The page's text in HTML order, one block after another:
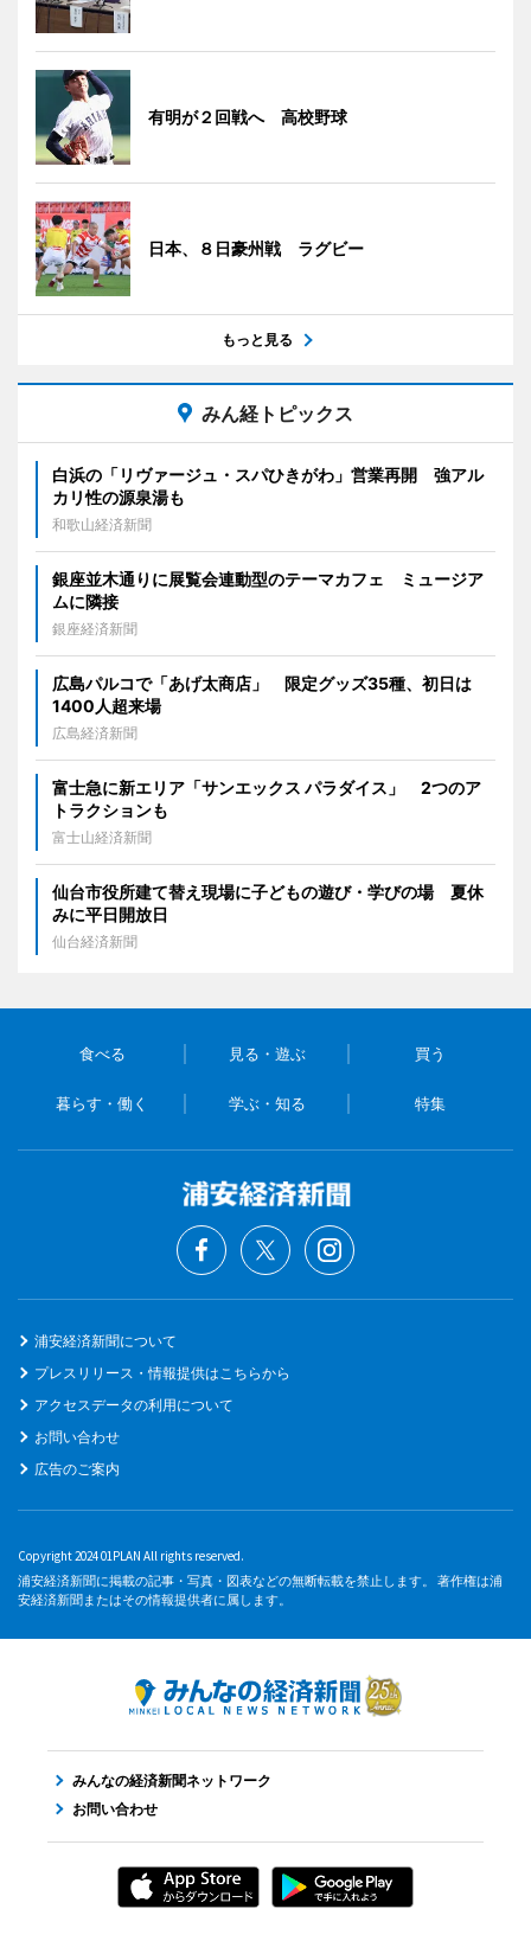
有明が２回戦へ 高校野球
日本、８日豪州戦 ラグビー
もっと見る
みん経トピックス
白浜の「リヴァージュ・スパひきがわ」営業再開 強アル
カリ性の源泉湯も
和歌山経済新聞
銀座並木通りに展覧会連動型のテーマカフェ ミュージア
ムに隣接
銀座経済新聞
広島パルコで「あげ太商店」 限定グッズ35種、初日は
1400人超来場
広島経済新聞
富士急に新エリア「サンエックス パラダイス」 2つのア
トラクションも
富士山経済新聞
仙台市役所建て替え現場に子どもの遊び・学びの場 夏休
みに平日開放日
仙台経済新聞
食べる 見る・遊ぶ 買う
暮らす・働く 学ぶ・知る 特集
浦安経済新聞について
プレスリリース・情報提供はこちらから
アクセスデータの利用について
お問い合わせ
広告のご案内
Copyright 2024 01PLAN All rights reserved.
浦安経済新聞に掲載の記事・写真・図表などの無断転載を禁止します。 著作権は浦
安経済新聞またはその情報提供者に属します。
みんなの経済新聞ネットワーク
お問い合わせ